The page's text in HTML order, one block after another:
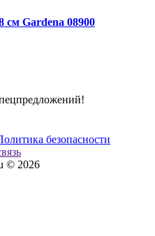
см Gardena 08900
безопасности
© 2026